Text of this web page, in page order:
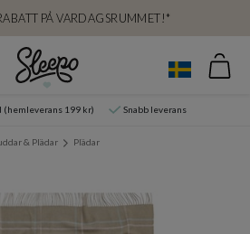
PÅ VARDAGSRUMMET!*
199 kr) Snabb leverans
& Plädar Plädar